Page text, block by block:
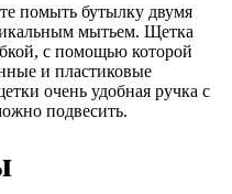
помыть бутылку двумя
мытьем. Щетка
с помощью которой
и пластиковые
очень удобная ручка с
подвесить.